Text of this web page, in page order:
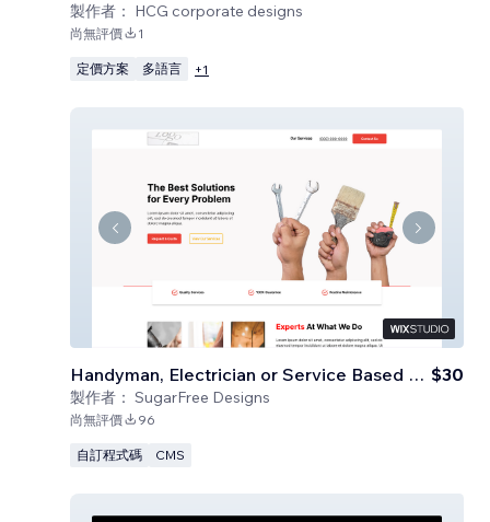
製作者： HCG corporate designs
尚無評價 1
定價方案 多語言 +1
Handyman, Electrician or Service Based Business
製作者： SugarFree Designs
$30
尚無評價 96
自訂程式碼 CMS